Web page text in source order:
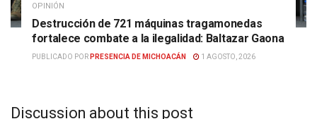
OPINIÓN
Destrucción de 721 máquinas tragamonedas
fortalece combate a la ilegalidad: Baltazar Gaona
PUBLICADO POR PRESENCIA DE MICHOACÁN 1 AGOSTO, 2026
Discussion about this post